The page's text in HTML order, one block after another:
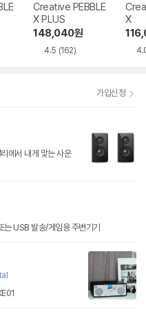
Creative PEBBLE
X PLUS
148,040원
4.5 (162)
X
가입신청
에서 내게 맞는 사운
USB 발송/게임용 주변기기